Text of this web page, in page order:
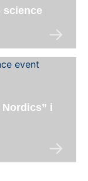
i